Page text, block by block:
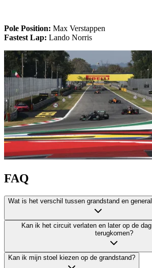
Pole Position: Max Verstappen
Fastest Lap: Lando Norris
FAQ
Wat is het verschil tussen grandstand en
Kan ik het circuit verlaten en later op de
terugkomen?
Kan ik mijn stoel kiezen op de grandstand?